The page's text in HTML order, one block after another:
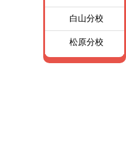
白山分校
松原分校